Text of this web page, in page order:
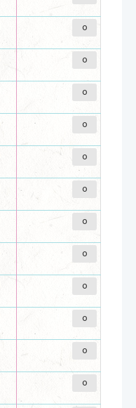
0
0
0
0
0
0
0
0
0
0
0
0